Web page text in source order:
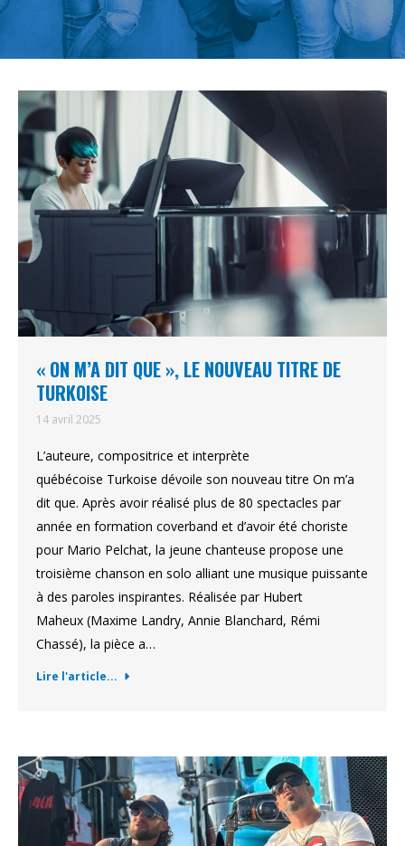
« ON M’A DIT QUE », LE NOUVEAU TITRE DE
TURKOISE
14 avril 2025
L’auteure, compositrice et interprète
québécoise Turkoise dévoile son nouveau titre On m’a
dit que. Après avoir réalisé plus de 80 spectacles par
année en formation coverband et d’avoir été choriste
pour Mario Pelchat, la jeune chanteuse propose une
troisième chanson en solo alliant une musique puissante
à des paroles inspirantes. Réalisée par Hubert
Maheux (Maxime Landry, Annie Blanchard, Rémi
Chassé), la pièce a…
Lire l'article...